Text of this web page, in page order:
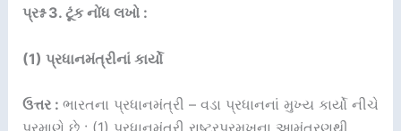
પ્રશ્ન 3. ટૂંક નોંધ લખો :
(1) પ્રધાનમંત્રીનાં કાર્યો
ઉત્તર : ભારતના પ્રધાનમંત્રી – વડા પ્રધાનનાં મુખ્ય કાર્યો નીચે